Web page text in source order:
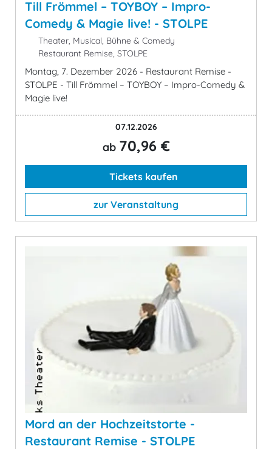
Till Frömmel – TOYBOY – Impro-
Comedy & Magie live! - STOLPE
Theater, Musical, Bühne & Comedy
Restaurant Remise, STOLPE
Montag, 7. Dezember 2026 - Restaurant Remise -
STOLPE - Till Frömmel – TOYBOY – Impro-Comedy &
Magie live!
07.12.2026
ab 70,96 €
Tickets kaufen
zur Veranstaltung
Mord an der Hochzeitstorte -
Restaurant Remise - STOLPE